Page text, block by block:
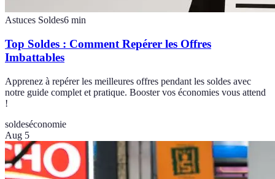
Astuces Soldes6 min
Top Soldes : Comment Repérer les Offres
Imbattables
Apprenez à repérer les meilleures offres pendant les soldes avec
notre guide complet et pratique. Booster vos économies vous attend
!
soldeséconomie
Aug 5